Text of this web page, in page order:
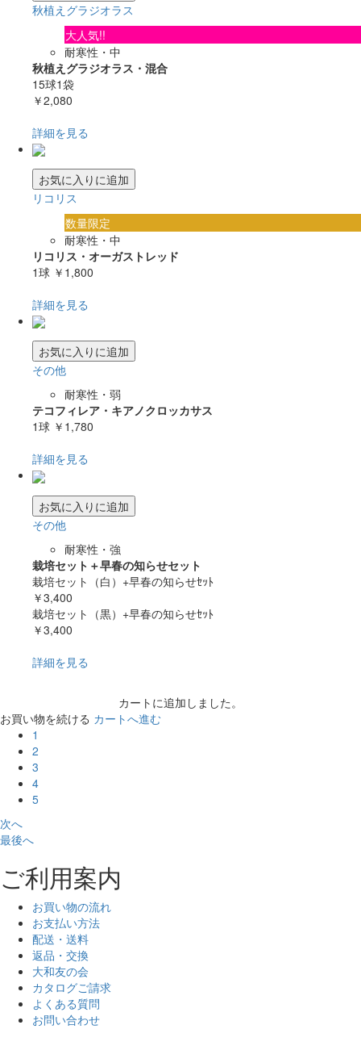
秋植えグラジオラス
大人気!!
耐寒性・中
秋植えグラジオラス・混合
15球1袋
￥2,080
詳細を見る
お気に入りに追加
リコリス
数量限定
耐寒性・中
リコリス・オーガストレッド
1球 ￥1,800
詳細を見る
お気に入りに追加
その他
耐寒性・弱
テコフィレア・キアノクロッカサス
1球 ￥1,780
詳細を見る
お気に入りに追加
その他
耐寒性・強
栽培セット＋早春の知らせセット
栽培セット（白）+早春の知らせｾｯﾄ
￥3,400
栽培セット（黒）+早春の知らせｾｯﾄ
￥3,400
詳細を見る
カートに追加しました。
お買い物を続ける カートへ進む
1
2
3
4
5
次へ
最後へ
ご利用案内
お買い物の流れ
お支払い方法
配送・送料
返品・交換
大和友の会
カタログご請求
よくある質問
お問い合わせ